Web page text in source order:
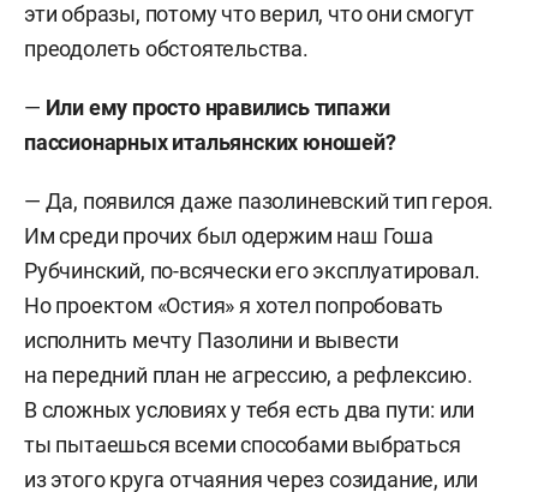
эти образы, потому что верил, что они смогут
преодолеть обстоятельства.
— Или ему просто нравились типажи
пассионарных итальянских юношей?
— Да, появился даже пазолиневский тип героя.
Им среди прочих был одержим наш Гоша
Рубчинский, по-всячески его эксплуатировал.
Но проектом «Остия» я хотел попробовать
исполнить мечту Пазолини и вывести
на передний план не агрессию, а рефлексию.
В сложных условиях у тебя есть два пути: или
ты пытаешься всеми способами выбраться
из этого круга отчаяния через созидание, или